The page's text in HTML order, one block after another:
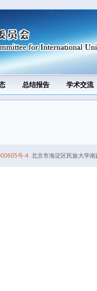
总结报告 学术交流
号-4 北京市海淀区民族大学